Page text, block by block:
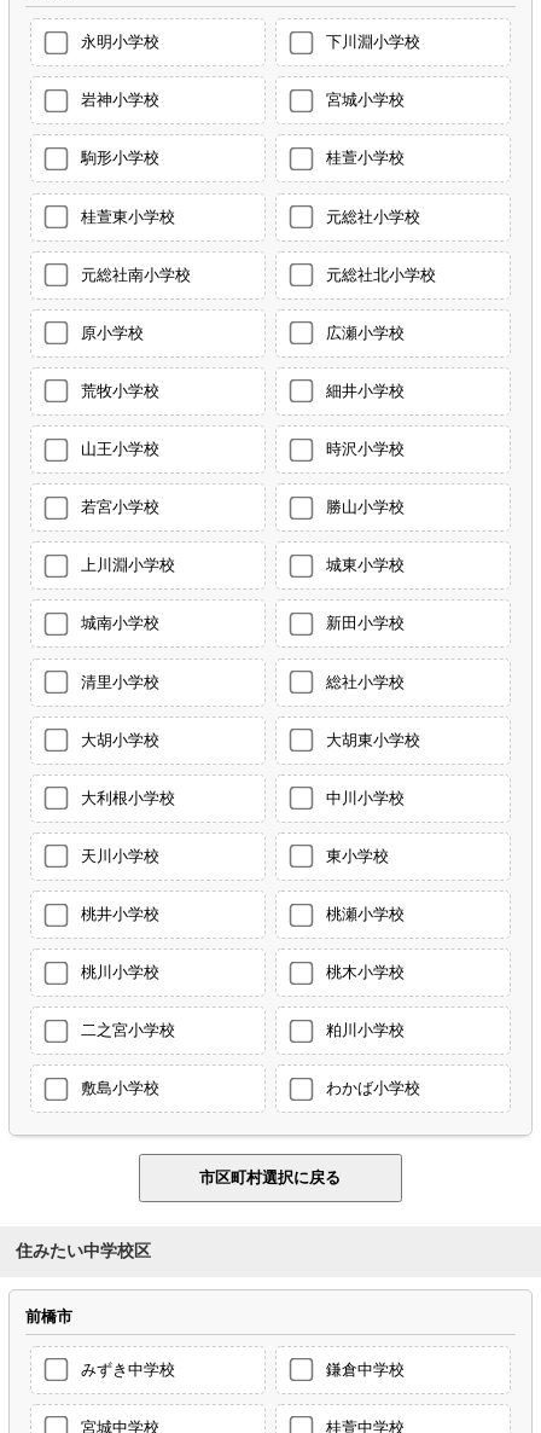
永明小学校 下川淵小学校
岩神小学校 宮城小学校
駒形小学校 桂萱小学校
桂萱東小学校 元総社小学校
元総社南小学校 元総社北小学校
原小学校 広瀬小学校
荒牧小学校 細井小学校
山王小学校 時沢小学校
若宮小学校 勝山小学校
上川淵小学校 城東小学校
城南小学校 新田小学校
清里小学校 総社小学校
大胡小学校 大胡東小学校
大利根小学校 中川小学校
天川小学校 東小学校
桃井小学校 桃瀬小学校
桃川小学校 桃木小学校
二之宮小学校 粕川小学校
敷島小学校 わかば小学校
住みたい中学校区
前橋市
みずき中学校 鎌倉中学校
宮城中学校 桂萱中学校